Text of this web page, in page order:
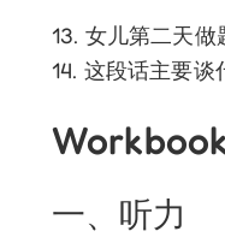
13. 女儿第二天
14. 这段话主要谈
一、听力